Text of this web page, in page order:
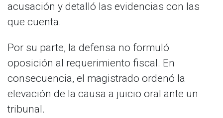
acusación y detalló las evidencias con las
que cuenta.
Por su parte, la defensa no formuló
oposición al requerimiento fiscal. En
consecuencia, el magistrado ordenó la
elevación de la causa a juicio oral ante un
tribunal.